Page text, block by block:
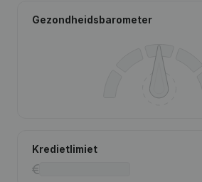
Gezondheidsbarometer
Kredietlimiet